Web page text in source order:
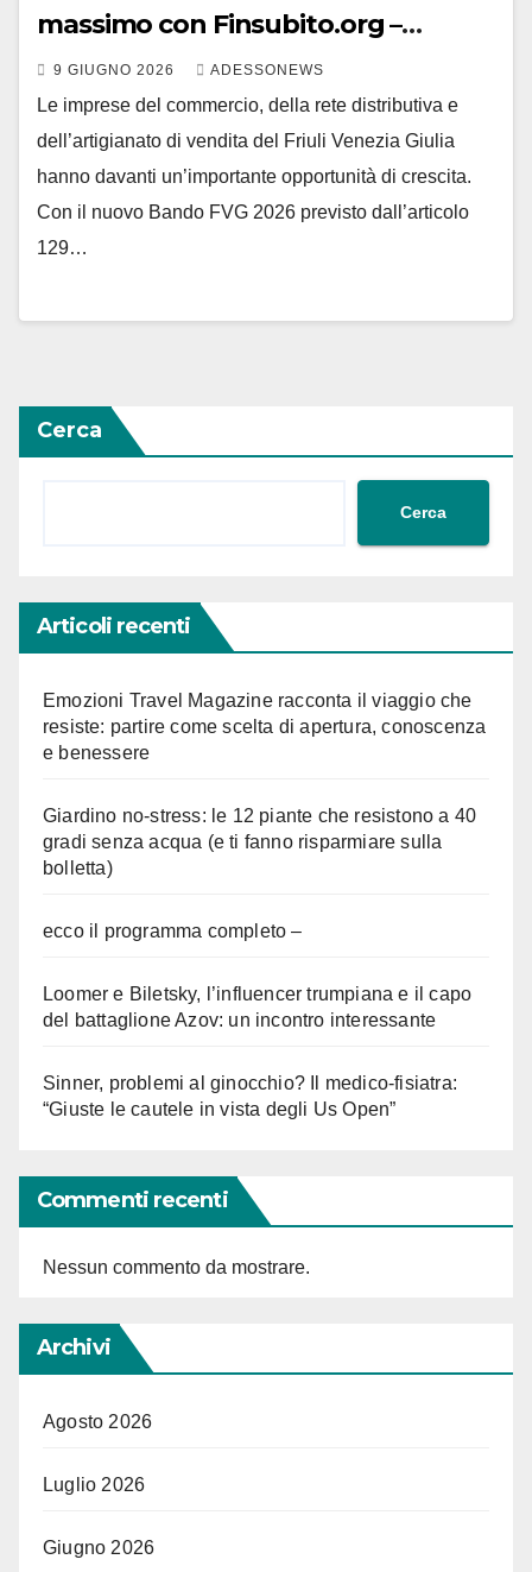
massimo con Finsubito.org –
#Adessonews – #Finsubito –
Adessonews
9 GIUGNO 2026 ADESSONEWS
Le imprese del commercio, della rete distributiva e
dell’artigianato di vendita del Friuli Venezia Giulia
hanno davanti un’importante opportunità di crescita.
Con il nuovo Bando FVG 2026 previsto dall’articolo
129…
Cerca
Cerca
Articoli recenti
Emozioni Travel Magazine racconta il viaggio che
resiste: partire come scelta di apertura, conoscenza
e benessere
Giardino no-stress: le 12 piante che resistono a 40
gradi senza acqua (e ti fanno risparmiare sulla
bolletta)
ecco il programma completo –
Loomer e Biletsky, l’influencer trumpiana e il capo
del battaglione Azov: un incontro interessante
Sinner, problemi al ginocchio? Il medico-fisiatra:
“Giuste le cautele in vista degli Us Open”
Commenti recenti
Nessun commento da mostrare.
Archivi
Agosto 2026
Luglio 2026
Giugno 2026